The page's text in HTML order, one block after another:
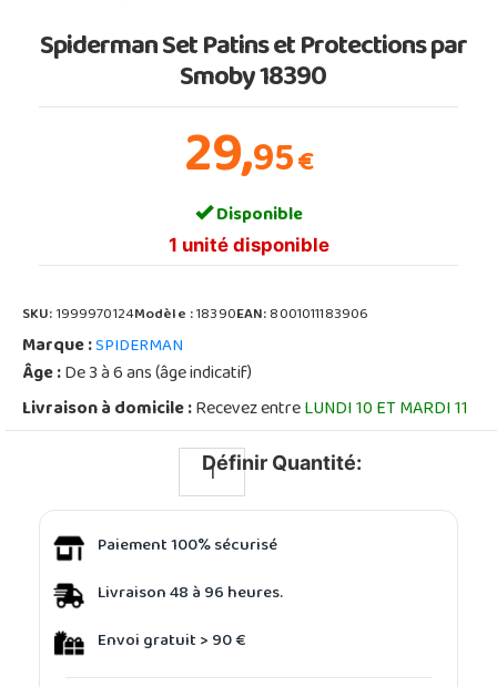
Spiderman Set Patins et Protections par
Smoby 18390
29,95€
Disponible
1 unité disponible
SKU:1999970124Modèle :18390EAN:8001011183906
Marque :SPIDERMAN
Âge :De 3 à 6 ans (âge indicatif)
Livraison à domicile :Recevez entreLUNDI 10 ET MARDI 11
Définir Quantité:
Paiement 100% sécurisé
Livraison 48 à 96 heures.
Envoi gratuit > 90 €